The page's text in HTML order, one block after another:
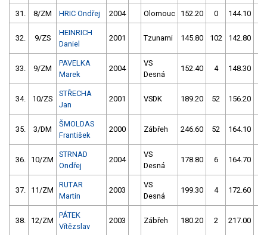
31. 8/ZM HRIC Ondřej 2004 Olomouc 152.20 0 144.10
32. 9/ZS
HEINRICH
Daniel
2001 Tzunami 145.80 102 142.80
33. 9/ZM
PAVELKA
Marek
2004
VS
Desná
152.40 4 148.30
34. 10/ZS
STŘECHA
Jan
2001 VSDK 189.20 52 156.20
35. 3/DM
ŠMOLDAS
František
2000 Zábřeh 246.60 52 164.10
36. 10/ZM
STRNAD
Ondřej
2004
VS
Desná
178.80 6 164.70
37. 11/ZM
RUTAR
Martin
2003
VS
Desná
199.30 4 172.60
38. 12/ZM
PÁTEK
Vítězslav
2003 Zábřeh 180.20 2 217.00